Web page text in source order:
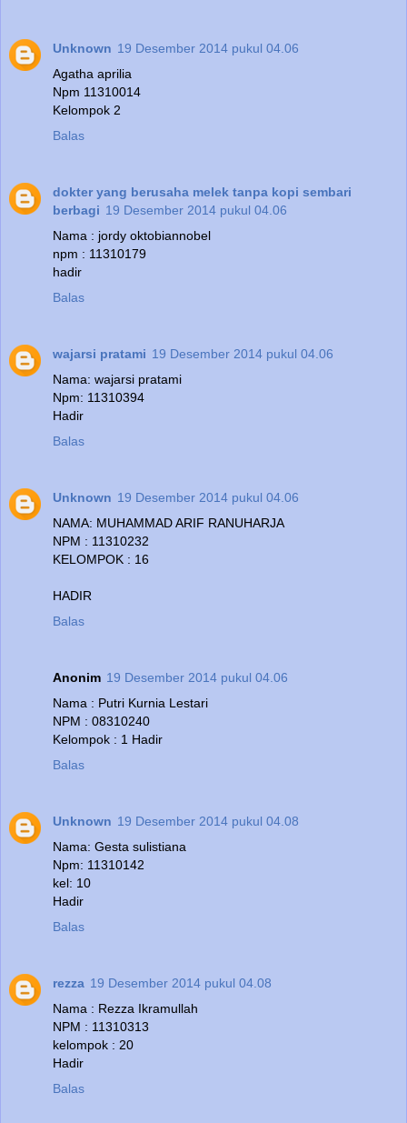
Unknown 19 Desember 2014 pukul 04.06
Agatha aprilia
Npm 11310014
Kelompok 2
Balas
dokter yang berusaha melek tanpa kopi sembari
berbagi 19 Desember 2014 pukul 04.06
Nama : jordy oktobiannobel
npm : 11310179
hadir
Balas
wajarsi pratami 19 Desember 2014 pukul 04.06
Nama: wajarsi pratami
Npm: 11310394
Hadir
Balas
Unknown 19 Desember 2014 pukul 04.06
NAMA: MUHAMMAD ARIF RANUHARJA
NPM : 11310232
KELOMPOK : 16
HADIR
Balas
Anonim 19 Desember 2014 pukul 04.06
Nama : Putri Kurnia Lestari
NPM : 08310240
Kelompok : 1 Hadir
Balas
Unknown 19 Desember 2014 pukul 04.08
Nama: Gesta sulistiana
Npm: 11310142
kel: 10
Hadir
Balas
rezza 19 Desember 2014 pukul 04.08
Nama : Rezza Ikramullah
NPM : 11310313
kelompok : 20
Hadir
Balas